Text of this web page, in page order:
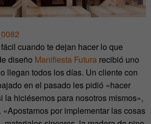
cuando te dejan hacer lo que
diseño Manifiesta Futura recibió uno
llegan todos los días. Un cliente con
en el pasado les pidió «hacer
la hiciésemos para nosotros mismos»,
por implementar las cosas